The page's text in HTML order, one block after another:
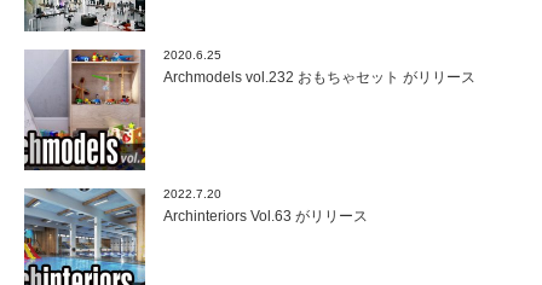
2020.6.25
Archmodels vol.232 おもちゃセット がリリース
2022.7.20
Archinteriors Vol.63 がリリース